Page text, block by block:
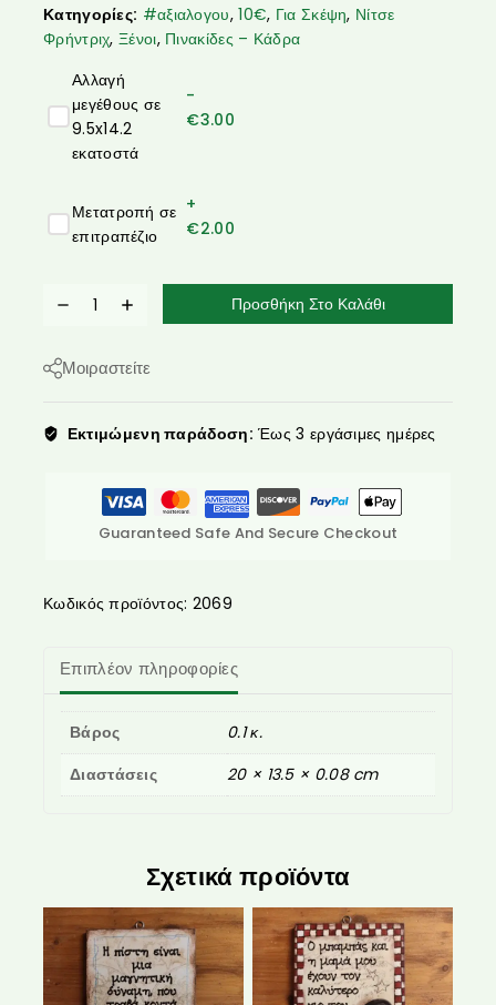
Κατηγορίες: #αξιαλογου,10€, Για Σκέψη, Νίτσε
Φρήντριχ,Ξένοι, Πινακίδες – Κάδρα
Αλλαγή
μεγέθους σε
9.5x14.2
εκατοστά
-
€3.00
Μετατροπή σε
επιτραπέζιο
+
€2.00
Προσθήκη Στο Καλάθι
Μοιραστείτε
Εκτιμώμενη παράδοση: Έως 3 εργάσιμες ημέρες
Guaranteed Safe And Secure Checkout
Κωδικός προϊόντος: 2069
Επιπλέον πληροφορίες
Βάρος
0.1 κ.
Διαστάσεις
20 × 13.5 × 0.08 cm
Σχετικά προϊόντα